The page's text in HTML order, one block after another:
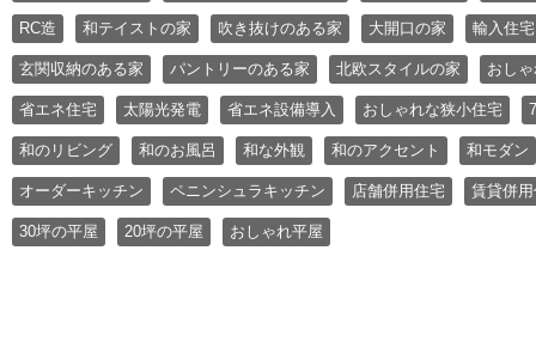
RC造 和テイストの家 吹き抜けのある家 大開口の家 輸入住宅
玄関収納のある家 パントリーのある家 北欧スタイルの家 おし
省エネ住宅 太陽光発電 省エネ設備導入 おしゃれな狭小住宅
和のリビング 和のお風呂 和な外観 和のアクセント 和モダン
オーダーキッチン ペニンシュラキッチン 店舗併用住宅 賃貸併
30坪の平屋 20坪の平屋 おしゃれ平屋